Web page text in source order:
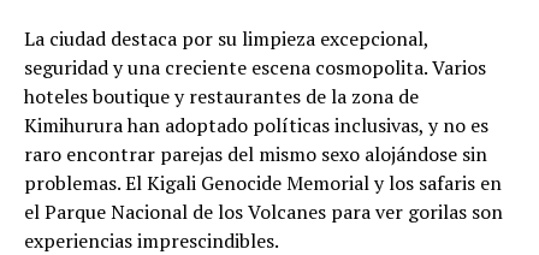
La ciudad destaca por su limpieza excepcional,
seguridad y una creciente escena cosmopolita. Varios
hoteles boutique y restaurantes de la zona de
Kimihurura han adoptado políticas inclusivas, y no es
raro encontrar parejas del mismo sexo alojándose sin
problemas. El Kigali Genocide Memorial y los safaris en
el Parque Nacional de los Volcanes para ver gorilas son
experiencias imprescindibles.